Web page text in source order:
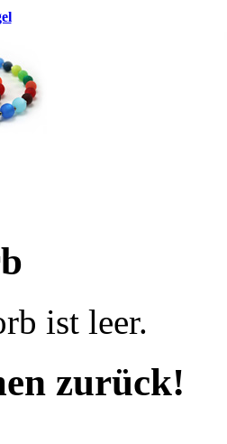
ist leer.
zurück!